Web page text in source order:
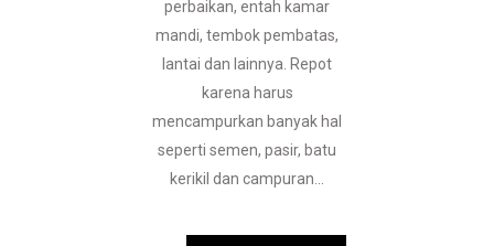
perbaikan, entah kamar
mandi, tembok pembatas,
lantai dan lainnya. Repot
karena harus
mencampurkan banyak hal
seperti semen, pasir, batu
kerikil dan campuran...